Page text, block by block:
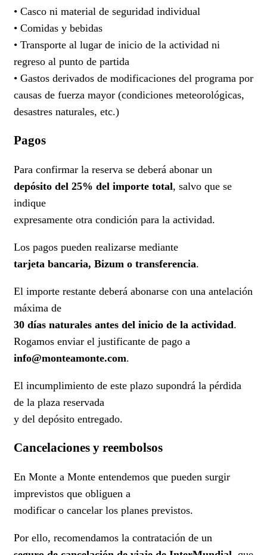
• Casco ni material de seguridad individual
• Comidas y bebidas
• Transporte al lugar de inicio de la actividad ni
regreso al punto de partida
• Gastos derivados de modificaciones del programa por
causas de fuerza mayor (condiciones meteorológicas,
desastres naturales, etc.)
Pagos
Para confirmar la reserva se deberá abonar un
depósito del 25% del importe total, salvo que se
indique
expresamente otra condición para la actividad.
Los pagos pueden realizarse mediante
tarjeta bancaria, Bizum o transferencia.
El importe restante deberá abonarse con una antelación
máxima de
30 días naturales antes del inicio de la actividad.
Rogamos enviar el justificante de pago a
info@monteamonte.com.
El incumplimiento de este plazo supondrá la pérdida
de la plaza reservada
y del depósito entregado.
Cancelaciones y reembolsos
En Monte a Monte entendemos que pueden surgir
imprevistos que obliguen a
modificar o cancelar los planes previstos.
Por ello, recomendamos la contratación de un